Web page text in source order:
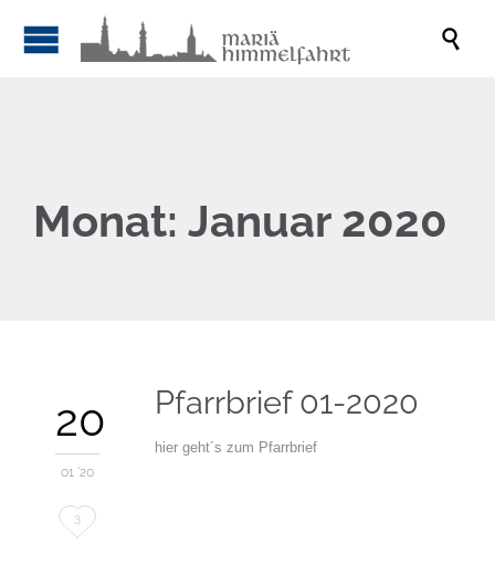

Monat: Januar 2020
20
01 '20
Love
3
Pfarrbrief 01-2020
hier geht´s zum Pfarrbrief